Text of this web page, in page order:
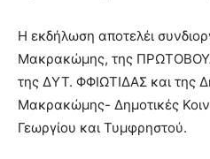
Η εκδήλωση αποτελέι
Μακρακώμης, της
της ΔΥΤ. ΦΦΙΩΤΙΔΑΣ και της
Μακρακώμης- Δημοτικές
Γεωργίου και Τυμφρηστού.